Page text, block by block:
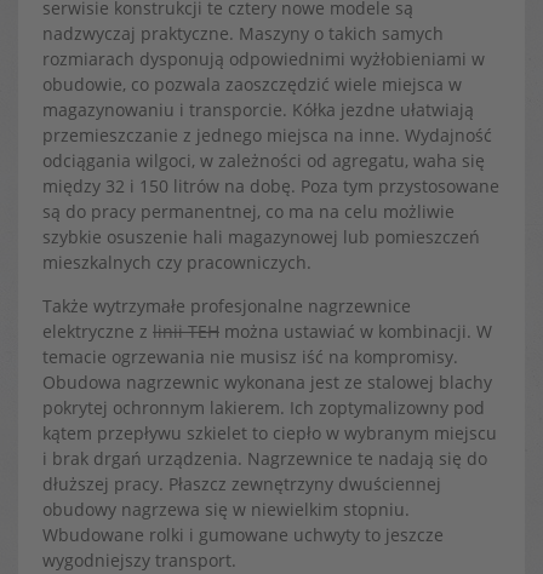
serwisie konstrukcji te cztery nowe modele są
nadzwyczaj praktyczne. Maszyny o takich samych
rozmiarach dysponują odpowiednimi wyżłobieniami w
obudowie, co pozwala zaoszczędzić wiele miejsca w
magazynowaniu i transporcie. Kółka jezdne ułatwiają
przemieszczanie z jednego miejsca na inne. Wydajność
odciągania wilgoci, w zależności od agregatu, waha się
między 32 i 150 litrów na dobę. Poza tym przystosowane
są do pracy permanentnej, co ma na celu możliwie
szybkie osuszenie hali magazynowej lub pomieszczeń
mieszkalnych czy pracowniczych.
Także wytrzymałe profesjonalne nagrzewnice
elektryczne z linii TEH można ustawiać w kombinacji. W
temacie ogrzewania nie musisz iść na kompromisy.
Obudowa nagrzewnic wykonana jest ze stalowej blachy
pokrytej ochronnym lakierem. Ich zoptymalizowny pod
kątem przepływu szkielet to ciepło w wybranym miejscu
i brak drgań urządzenia. Nagrzewnice te nadają się do
dłuższej pracy. Płaszcz zewnętrzyny dwuściennej
obudowy nagrzewa się w niewielkim stopniu.
Wbudowane rolki i gumowane uchwyty to jeszcze
wygodniejszy transport.